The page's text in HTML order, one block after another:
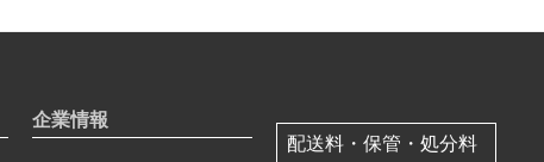
企業情報
配送料・保管・処分料